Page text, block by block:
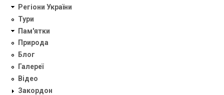
Регіони України
Тури
Пам'ятки
Природа
Блог
Галереї
Відео
Закордон